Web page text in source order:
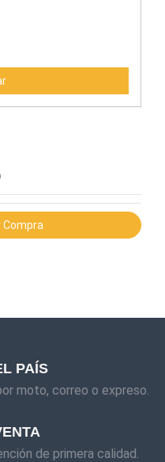
Compra
PAÍS
moto, correo o expreso.
de primera calidad.